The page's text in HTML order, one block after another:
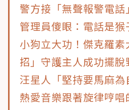
警方接「無聲報警電
管理員傻眼：電話是
小狗立大功！傑克羅
招」守護主人成功擺
汪星人「堅持要馬麻為
熱愛音樂跟著旋律哼